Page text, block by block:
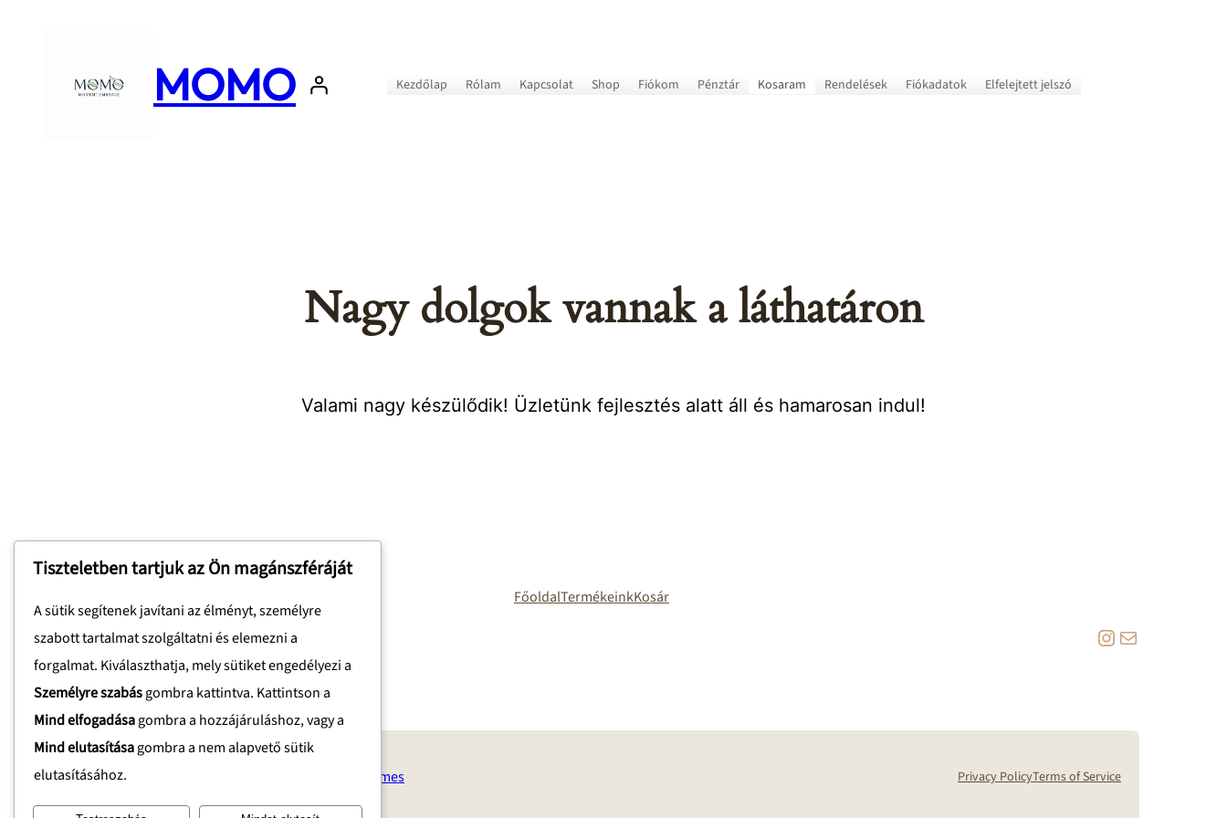
MOMO Kezdőlap Rólam Kapcsolat Shop Fiókom Pénztár Kosaram Rendelések Fiókadatok Elfelejtett jelszó
Nagy dolgok vannak a láthatáron
Valami nagy készülődik! Üzletünk fejlesztés alatt áll és hamarosan indul!
MOMO
FőoldalTermékeinkKosár
Instagram Mail
Copyright © 2023 | WordPress Theme by SuperbThemes Privacy PolicyTerms of Service
Tiszteletben tartjuk az Ön magánszféráját
A sütik segítenek javítani az élményt, személyre
szabott tartalmat szolgáltatni és elemezni a
forgalmat. Kiválaszthatja, mely sütiket engedélyezi a
Személyre szabásgombra kattintva. Kattintson a
Mind elfogadásagombra a hozzájáruláshoz, vagy a
Mind elutasításagombra a nem alapvető sütik
elutasításához.